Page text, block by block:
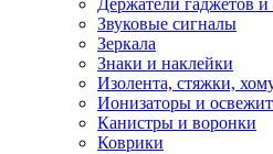
Держатели гаджетов и
Звуковые сигналы
Зеркала
Знаки и наклейки
Изолента, стяжки,
Ионизаторы и
Канистры и воронки
Коврики